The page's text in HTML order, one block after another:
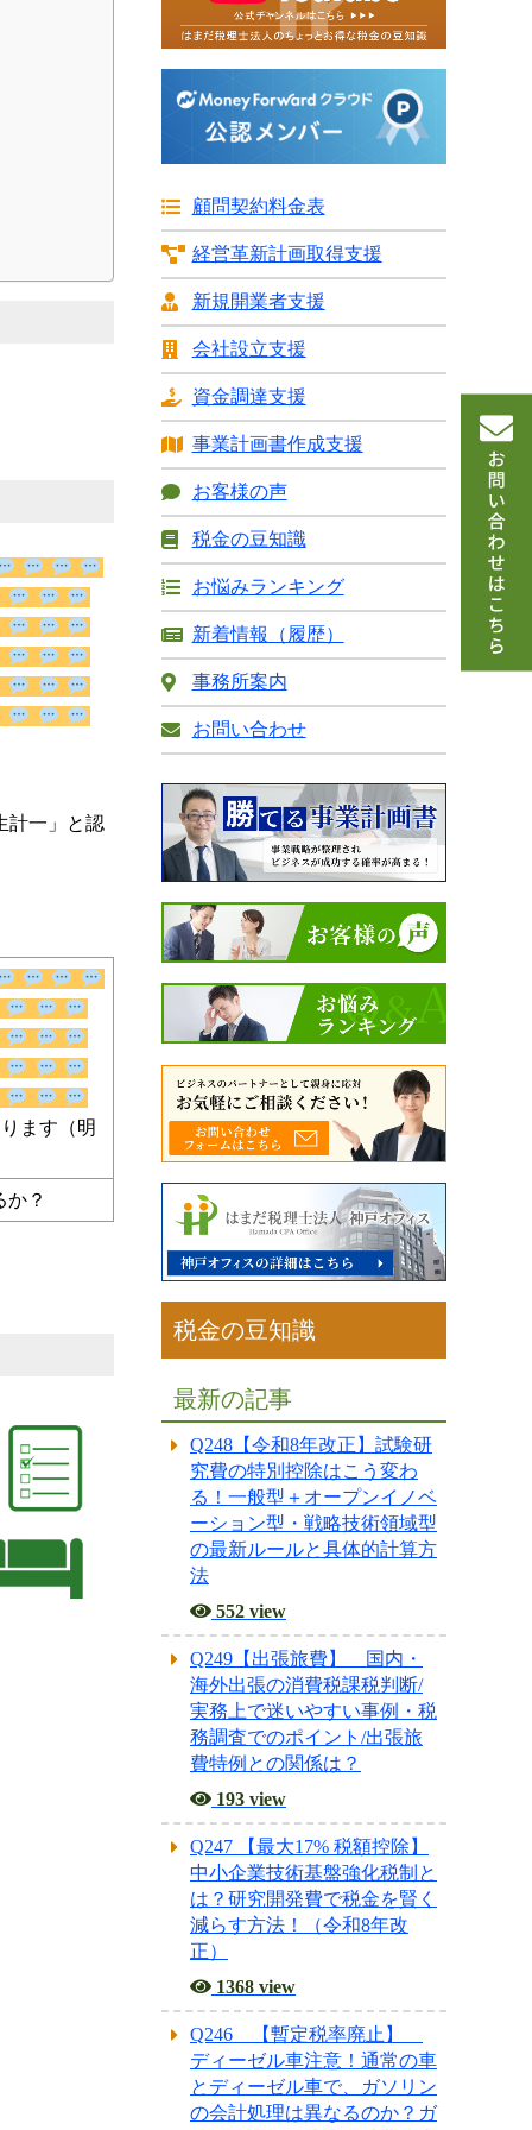
顧問契約料金表
経営革新計画取得支援
新規開業者支援
会社設立支援
資金調達支援
事業計画書作成支援
お客様の声
税金の豆知識
お悩みランキング
新着情報（履歴）
事務所案内
お問い合わせ
税金の豆知識
最新の記事
Q248【令和8年改正】試験研
究費の特別控除はこう変わ
る！一般型＋オープンイノベ
ーション型・戦略技術領域型
の最新ルールと具体的計算方
法
552 view
Q249【出張旅費】 国内・
海外出張の消費税課税判断/
実務上で迷いやすい事例・税
務調査でのポイント/出張旅
費特例との関係は？
193 view
Q247 【最大17% 税額控除】
中小企業技術基盤強化税制と
は？研究開発費で税金を賢く
減らす方法！（令和8年改
正）
1368 view
Q246 【暫定税率廃止】
ディーゼル車注意！通常の車
とディーゼル車で、ガソリン
の会計処理は異なるのか？ガ